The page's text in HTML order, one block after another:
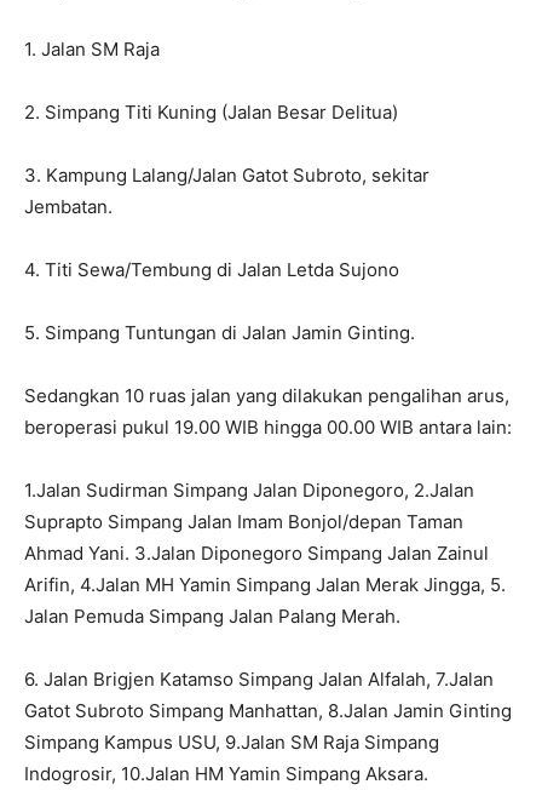
1. Jalan SM Raja
2. Simpang Titi Kuning (Jalan Besar Delitua)
3. Kampung Lalang/Jalan Gatot Subroto, sekitar
Jembatan.
4. Titi Sewa/Tembung di Jalan Letda Sujono
5. Simpang Tuntungan di Jalan Jamin Ginting.
Sedangkan 10 ruas jalan yang dilakukan pengalihan arus,
beroperasi pukul 19.00 WIB hingga 00.00 WIB antara lain:
1.Jalan Sudirman Simpang Jalan Diponegoro, 2.Jalan
Suprapto Simpang Jalan Imam Bonjol/depan Taman
Ahmad Yani. 3.Jalan Diponegoro Simpang Jalan Zainul
Arifin, 4.Jalan MH Yamin Simpang Jalan Merak Jingga, 5.
Jalan Pemuda Simpang Jalan Palang Merah.
6. Jalan Brigjen Katamso Simpang Jalan Alfalah, 7.Jalan
Gatot Subroto Simpang Manhattan, 8.Jalan Jamin Ginting
Simpang Kampus USU, 9.Jalan SM Raja Simpang
Indogrosir, 10.Jalan HM Yamin Simpang Aksara.